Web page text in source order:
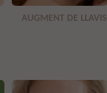
AUGMENT DE LLAVIS